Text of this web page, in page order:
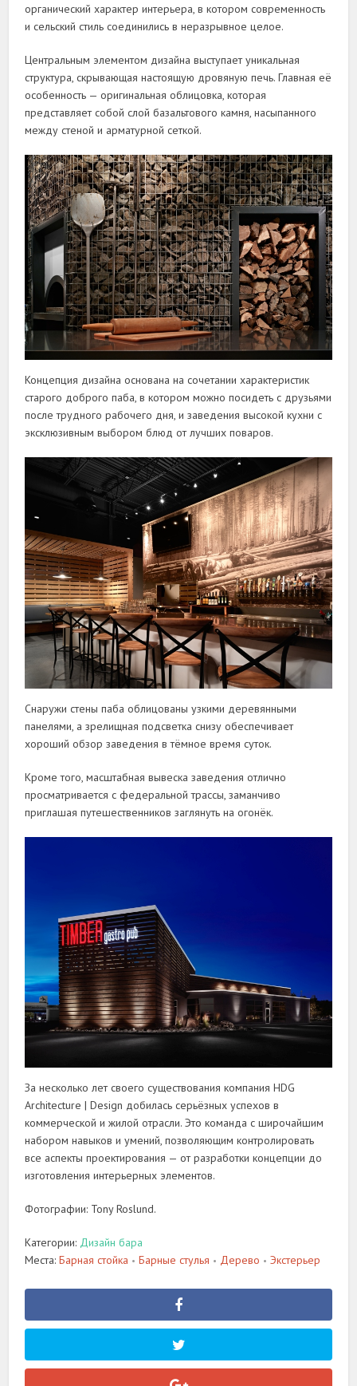
органический характер интерьера, в котором современность
и сельский стиль соединились в неразрывное целое.
Центральным элементом дизайна выступает уникальная
структура, скрывающая настоящую дровяную печь. Главная её
особенность — оригинальная облицовка, которая
представляет собой слой базальтового камня, насыпанного
между стеной и арматурной сеткой.
Концепция дизайна основана на сочетании характеристик
старого доброго паба, в котором можно посидеть с друзьями
после трудного рабочего дня, и заведения высокой кухни с
эксклюзивным выбором блюд от лучших поваров.
Снаружи стены паба облицованы узкими деревянными
панелями, а зрелищная подсветка снизу обеспечивает
хороший обзор заведения в тёмное время суток.
Кроме того, масштабная вывеска заведения отлично
просматривается с федеральной трассы, заманчиво
приглашая путешественников заглянуть на огонёк.
За несколько лет своего существования компания HDG
Architecture | Design добилась серьёзных успехов в
коммерческой и жилой отрасли. Это команда с широчайшим
набором навыков и умений, позволяющим контролировать
все аспекты проектирования — от разработки концепции до
изготовления интерьерных элементов.
Фотографии: Tony Roslund.
Категории: Дизайн бара
Места:Барная стойка • Барные стулья • Дерево • Экстерьер